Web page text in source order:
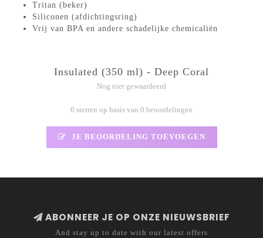
Tritan (beker)
Siliconen (afdichtingsring)
Vrij van BPA en andere schadelijke chemicaliën
Insulated (350 ml) - Deep Coral
Nog niet gewaardeerd
0 sterren op basis van 0 beoordelingen
JE BEOORDELING TOEVOEGEN
ABONNEER JE OP ONZE NIEUWSBRIEF
And stay up to date with our latest offers